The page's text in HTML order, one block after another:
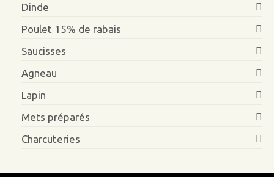
Dinde
Poulet 15% de rabais
Saucisses
Agneau
Lapin
Mets préparés
Charcuteries